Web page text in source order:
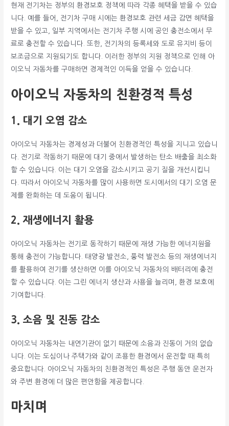
현재 전기차는 정부의 환경보호 정책에 따라 각종 혜택을 받을 수 있습
니다. 예를 들어, 전기차 구매 시에는 환경보호 관련 세금 감면 혜택을
받을 수 있고, 일부 지역에서는 전기차 주행 시에 공인 충전소에서 무
료로 충전할 수 있습니다. 또한, 전기차의 등록세와 도로 유지비 등이
보조금으로 지원되기도 합니다. 이러한 정부의 지원 정책으로 인해 아
이오닉 자동차를 구매하면 경제적인 이득을 얻을 수 있습니다.
아이오닉 자동차의 친환경적 특성
1. 대기 오염 감소
아이오닉 자동차는 경제성과 더불어 친환경적인 특성을 지니고 있습니
다. 전기로 작동하기 때문에 대기 중에서 발생하는 탄소 배출을 최소화
할 수 있습니다. 이는 대기 오염을 감소시키고 공기 질을 개선시킵니
다. 따라서 아이오닉 자동차를 많이 사용하면 도시에서의 대기 오염 문
제를 완화하는 데 도움이 됩니다.
2. 재생에너지 활용
아이오닉 자동차는 전기로 동작하기 때문에 재생 가능한 에너지원을
통해 충전이 가능합니다. 태양광 발전소, 풍력 발전소 등의 재생에너지
를 활용하여 전기를 생산하면 이를 아이오닉 자동차의 배터리에 충전
할 수 있습니다. 이는 그린 에너지 생산과 사용을 늘리며, 환경 보호에
기여합니다.
3. 소음 및 진동 감소
아이오닉 자동차는 내연기관이 없기 때문에 소음과 진동이 거의 없습
니다. 이는 도심이나 주택가와 같이 조용한 환경에서 운전할 때 특히
중요합니다. 아이오닉 자동차의 친환경적인 특성은 주행 동안 운전자
와 주변 환경에 더 많은 편안함을 제공합니다.
마치며